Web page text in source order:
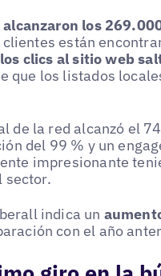
los
están
los clics al sitio web
que los listados
de la red alcanzó el
del 99 % y un
impresionante
sector.
indica un
con el año